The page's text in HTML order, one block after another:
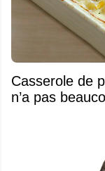
Casserole de
n’a pas